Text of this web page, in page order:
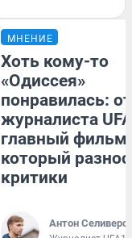
МНЕНИЕ
Хоть кому-то
«Одиссея»
понравилась:
журналиста
главный фильм
который
критики
Антон